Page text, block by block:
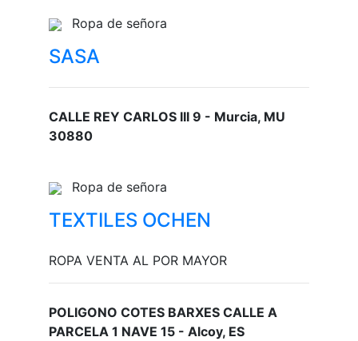
Ropa de señora
SASA
CALLE REY CARLOS III 9 - Murcia, MU
30880
Ropa de señora
TEXTILES OCHEN
ROPA VENTA AL POR MAYOR
POLIGONO COTES BARXES CALLE A
PARCELA 1 NAVE 15 - Alcoy, ES